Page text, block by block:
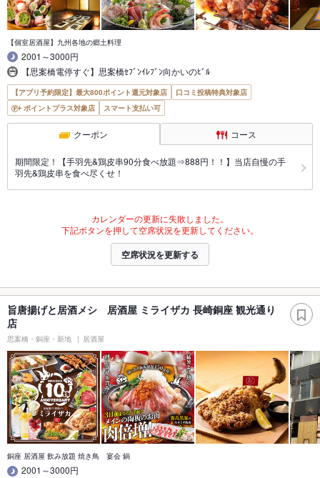
【個室居酒屋】九州各地の郷土料理
2001～3000円
【思案橋電停すぐ】思案橋ｾﾌﾞﾝｲﾚﾌﾞﾝ向かいのﾋﾞﾙ
【アプリ予約限定】最大800ポイント還元対象店
口コミ投稿特典対象店
ポイントプラス対象店
スマート支払い可
クーポン コース
期間限定！【手羽先&鶏皮串90分食べ放題⇒888円！！】当店自慢の手
羽先&鶏皮串を食べ尽くせ！
カレンダーの更新に失敗しました。
下記ボタンを押して空席状況を更新してください。
空席状況を更新する
旨唐揚げと居酒メシ 居酒屋 ミライザカ 長崎銅座 観光通り
店
思案橋・銅座・新地 居酒屋
銅座 居酒屋 飲み放題 焼き鳥 宴会 鍋
2001～3000円